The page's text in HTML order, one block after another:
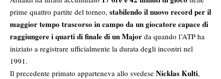
prime quattro partite del torneo, stabilendo il nuovo record per il
maggior tempo trascorso in campo da un giocatore capace di
raggiungere i quarti di finale di un Major da quando l’ATP ha
iniziato a registrare ufficialmente la durata degli incontri nel
1991.
Il precedente primato apparteneva allo svedese Nicklas Kulti,